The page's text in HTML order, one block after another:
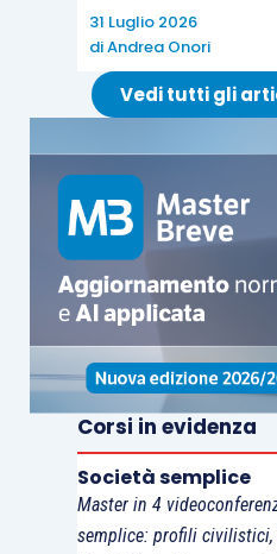
31 Luglio 2026
diAndrea Onori
Vedi tutti gli
Corsi in evidenza
Società semplice
Master in 4
semplice: profili